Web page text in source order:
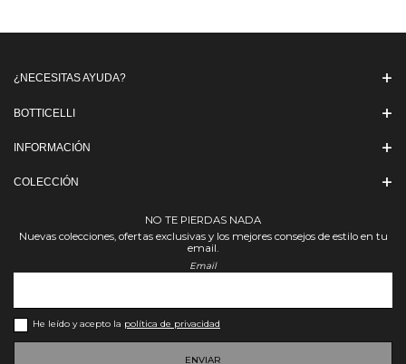
¿NECESITAS AYUDA?
BOTTICELLI
INFORMACIÓN
COLECCIÓN
NO TE PIERDAS NADA
Nuevas colecciones, ofertas exclusivas y los mejores consejos de estilo en tu
email.
Email
He leído y acepto la política de privacidad
ENVIAR